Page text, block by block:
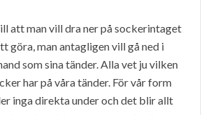
att man vill dra ner på sockerintaget
göra, man antagligen vill gå ned i
som sina tänder. Alla vet ju vilken
har på våra tänder. För vår form
inga direkta under och det blir allt